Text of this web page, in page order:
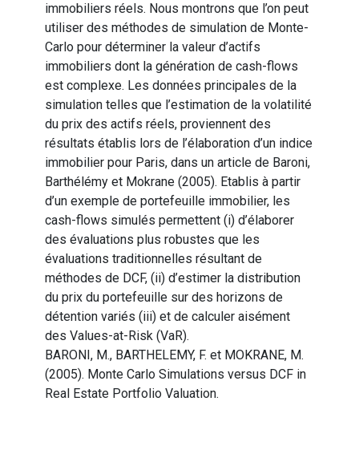
immobiliers réels. Nous montrons que l’on peut
utiliser des méthodes de simulation de Monte-
Carlo pour déterminer la valeur d’actifs
immobiliers dont la génération de cash-flows
est complexe. Les données principales de la
simulation telles que l’estimation de la volatilité
du prix des actifs réels, proviennent des
résultats établis lors de l’élaboration d’un indice
immobilier pour Paris, dans un article de Baroni,
Barthélémy et Mokrane (2005). Etablis à partir
d’un exemple de portefeuille immobilier, les
cash-flows simulés permettent (i) d’élaborer
des évaluations plus robustes que les
évaluations traditionnelles résultant de
méthodes de DCF, (ii) d’estimer la distribution
du prix du portefeuille sur des horizons de
détention variés (iii) et de calculer aisément
des Values-at-Risk (VaR).
BARONI, M., BARTHELEMY, F. et MOKRANE, M.
(2005). Monte Carlo Simulations versus DCF in
Real Estate Portfolio Valuation.